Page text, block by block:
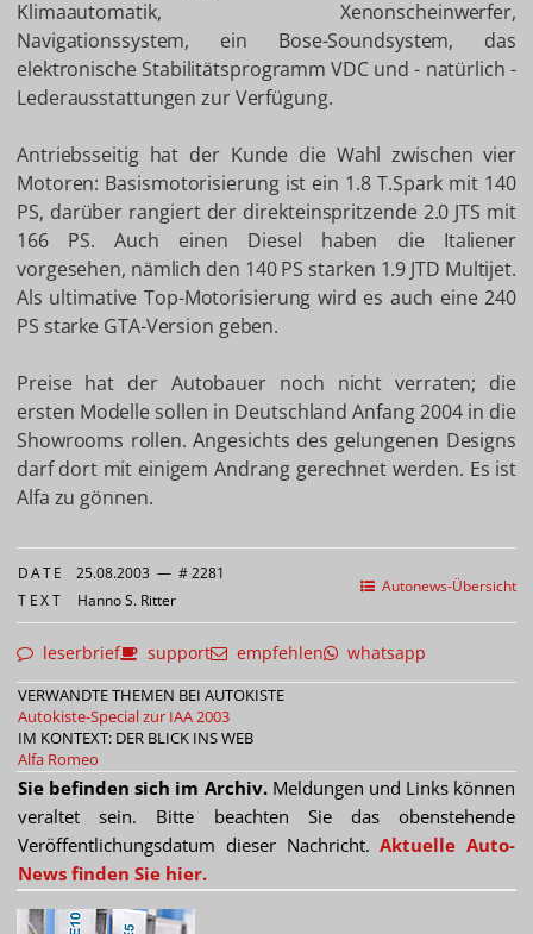
Klimaautomatik, Xenonscheinwerfer,
Navigationssystem, ein Bose-Soundsystem, das
elektronische Stabilitätsprogramm VDC und - natürlich -
Lederausstattungen zur Verfügung.
Antriebsseitig hat der Kunde die Wahl zwischen vier
Motoren: Basismotorisierung ist ein 1.8 T.Spark mit 140
PS, darüber rangiert der direkteinspritzende 2.0 JTS mit
166 PS. Auch einen Diesel haben die Italiener
vorgesehen, nämlich den 140 PS starken 1.9 JTD Multijet.
Als ultimative Top-Motorisierung wird es auch eine 240
PS starke GTA-Version geben.
Preise hat der Autobauer noch nicht verraten; die
ersten Modelle sollen in Deutschland Anfang 2004 in die
Showrooms rollen. Angesichts des gelungenen Designs
darf dort mit einigem Andrang gerechnet werden. Es ist
Alfa zu gönnen.
Autonews-Übersicht
DATE 25.08.2003 — # 2281
TEXT Hanno S. Ritter
leserbrief support empfehlen whatsapp
VERWANDTE THEMEN BEI AUTOKISTE
Autokiste-Special zur IAA 2003
IM KONTEXT: DER BLICK INS WEB
Alfa Romeo
Sie befinden sich im Archiv.Meldungen und Links können
veraltet sein. Bitte beachten Sie das obenstehende
Veröffentlichungsdatum dieser Nachricht.Aktuelle Auto-
News finden Sie hier.